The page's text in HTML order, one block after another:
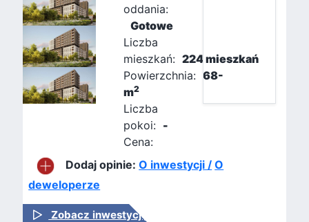
oddania:
Gotowe
Liczba
mieszkań: 224 mieszkań
Powierzchnia: 68-
m2
Liczba
pokoi: -
Cena:
Dodaj opinie:O inwestycji / O
deweloperze
Zobacz inwestycję